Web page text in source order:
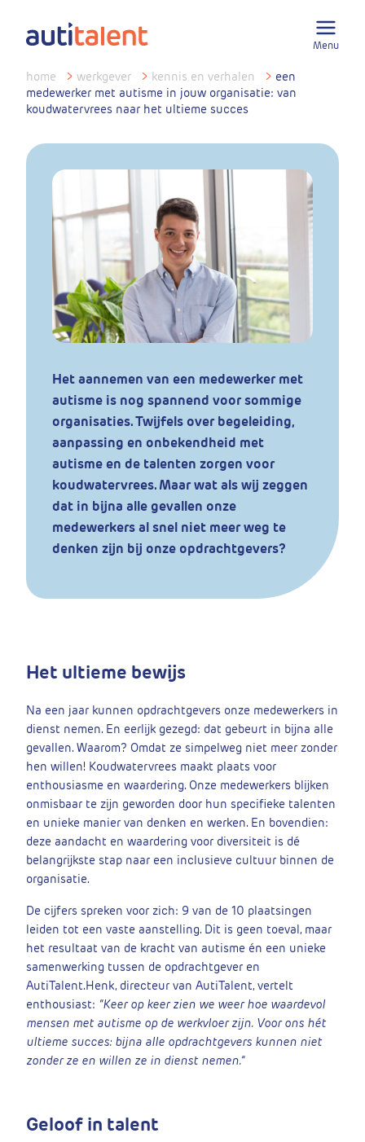
Menu
home > werkgever > kennis en verhalen > een
medewerker met autisme in jouw organisatie: van
koudwatervrees naar het ultieme succes
Het aannemen van een medewerker met
autisme is nog spannend voor sommige
organisaties. Twijfels over begeleiding,
aanpassing en onbekendheid met
autisme en de talenten zorgen voor
koudwatervrees. Maar wat als wij zeggen
dat in bijna alle gevallen onze
medewerkers al snel niet meer weg te
denken zijn bij onze opdrachtgevers?
Het ultieme bewijs
Na een jaar kunnen opdrachtgevers onze medewerkers in
dienst nemen. En eerlijk gezegd: dat gebeurt in bijna alle
gevallen. Waarom? Omdat ze simpelweg niet meer zonder
hen willen! Koudwatervrees maakt plaats voor
enthousiasme en waardering. Onze medewerkers blijken
onmisbaar te zijn geworden door hun specifieke talenten
en unieke manier van denken en werken. En bovendien:
deze aandacht en waardering voor diversiteit is dé
belangrijkste stap naar een inclusieve cultuur binnen de
organisatie.
De cijfers spreken voor zich: 9 van de 10 plaatsingen
leiden tot een vaste aanstelling. Dit is geen toeval, maar
het resultaat van de kracht van autisme én een unieke
samenwerking tussen de opdrachtgever en
AutiTalent.Henk, directeur van AutiTalent, vertelt
enthousiast: “Keer op keer zien we weer hoe waardevol
mensen met autisme op de werkvloer zijn. Voor ons hét
ultieme succes: bijna alle opdrachtgevers kunnen niet
zonder ze en willen ze in dienst nemen.”
Geloof in talent